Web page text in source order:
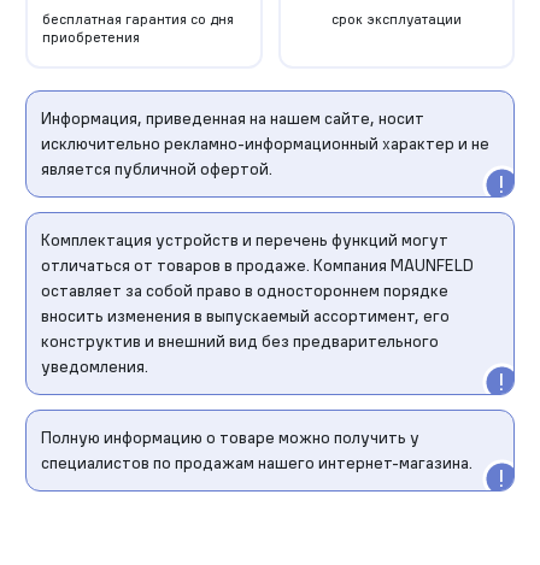
бесплатная гарантия со дня
приобретения
срок эксплуатации
Информация, приведенная на нашем сайте, носит
исключительно рекламно-информационный характер и не
является публичной офертой.
Комплектация устройств и перечень функций могут
отличаться от товаров в продаже. Компания MAUNFELD
оставляет за собой право в одностороннем порядке
вносить изменения в выпускаемый ассортимент, его
конструктив и внешний вид без предварительного
уведомления.
Полную информацию о товаре можно получить у
специалистов по продажам нашего интернет-магазина.